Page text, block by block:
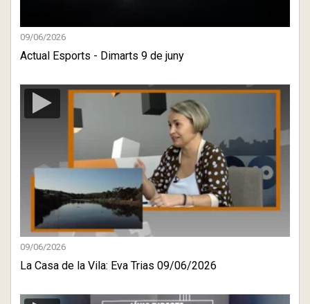
09/06/2026
Actual Esports - Dimarts 9 de juny
09/06/2026
La Casa de la Vila: Eva Trias 09/06/2026